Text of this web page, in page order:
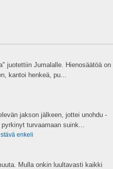
juotettiin Jumalalle. Hienosäätöä on
kantoi henkeä, pu...
jakson jälkeen, jottei unohdu -
turvaamaan suink...
enkeli
Mulla onkin luultavasti kaikki